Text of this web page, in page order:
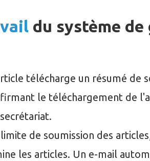
du système
télécharge un résumé de
le téléchargement de
de soumission des
les articles. Un e-mail